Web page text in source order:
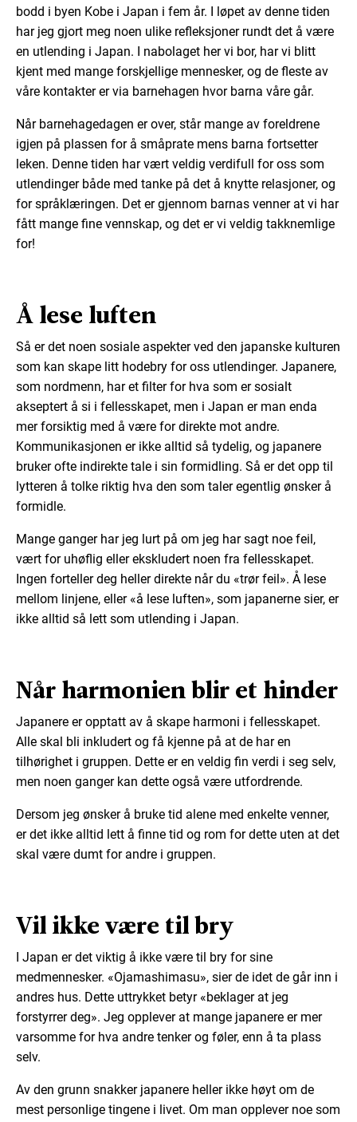
bodd i byen Kobe i Japan i fem år. I løpet av denne tiden
har jeg gjort meg noen ulike refleksjoner rundt det å være
en utlending i Japan. I nabolaget her vi bor, har vi blitt
kjent med mange forskjellige mennesker, og de fleste av
våre kontakter er via barnehagen hvor barna våre går.
Når barnehagedagen er over, står mange av foreldrene
igjen på plassen for å småprate mens barna fortsetter
leken. Denne tiden har vært veldig verdifull for oss som
utlendinger både med tanke på det å knytte relasjoner, og
for språklæringen. Det er gjennom barnas venner at vi har
fått mange fine vennskap, og det er vi veldig takknemlige
for!
Å lese luften
Så er det noen sosiale aspekter ved den japanske kulturen
som kan skape litt hodebry for oss utlendinger. Japanere,
som nordmenn, har et filter for hva som er sosialt
akseptert å si i fellesskapet, men i Japan er man enda
mer forsiktig med å være for direkte mot andre.
Kommunikasjonen er ikke alltid så tydelig, og japanere
bruker ofte indirekte tale i sin formidling. Så er det opp til
lytteren å tolke riktig hva den som taler egentlig ønsker å
formidle.
Mange ganger har jeg lurt på om jeg har sagt noe feil,
vært for uhøflig eller ekskludert noen fra fellesskapet.
Ingen forteller deg heller direkte når du «trør feil». Å lese
mellom linjene, eller «å lese luften», som japanerne sier, er
ikke alltid så lett som utlending i Japan.
Når harmonien blir et hinder
Japanere er opptatt av å skape harmoni i fellesskapet.
Alle skal bli inkludert og få kjenne på at de har en
tilhørighet i gruppen. Dette er en veldig fin verdi i seg selv,
men noen ganger kan dette også være utfordrende.
Dersom jeg ønsker å bruke tid alene med enkelte venner,
er det ikke alltid lett å finne tid og rom for dette uten at det
skal være dumt for andre i gruppen.
Vil ikke være til bry
I Japan er det viktig å ikke være til bry for sine
medmennesker. «Ojamashimasu», sier de idet de går inn i
andres hus. Dette uttrykket betyr «beklager at jeg
forstyrrer deg». Jeg opplever at mange japanere er mer
varsomme for hva andre tenker og føler, enn å ta plass
selv.
Av den grunn snakker japanere heller ikke høyt om de
mest personlige tingene i livet. Om man opplever noe som